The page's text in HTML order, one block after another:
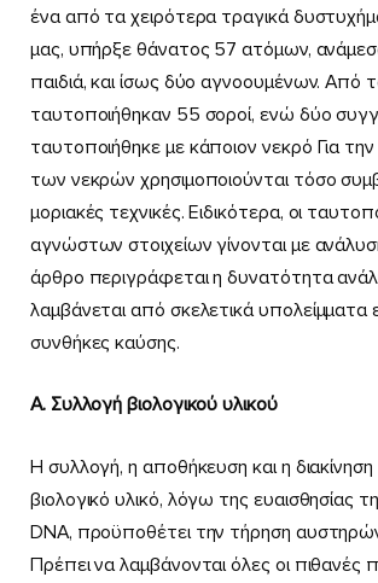
ένα από τα χειρότερα τραγικά
μας, υπήρξε θάνατος 57 ατόμων,
παιδιά, και ίσως δύο αγνοουμένων. Από
ταυτοποιήθηκαν 55 σοροί, ενώ δύο
ταυτοποιήθηκε με κάποιον νεκρό Για
των νεκρών χρησιμοποιούνται τόσο
μοριακές τεχνικές. Ειδικότερα, οι
αγνώστων στοιχείων γίνονται με
άρθρο περιγράφεται η δυνατότητα
λαμβάνεται από σκελετικά υπολείμματα
συνθήκες καύσης.
Α. Συλλογή βιολογικού υλικού
Η συλλογή, η αποθήκευση και η
βιολογικό υλικό, λόγω της ευαισθησίας
DNA, προϋποθέτει την τήρηση
Πρέπει να λαμβάνονται όλες οι πιθανές